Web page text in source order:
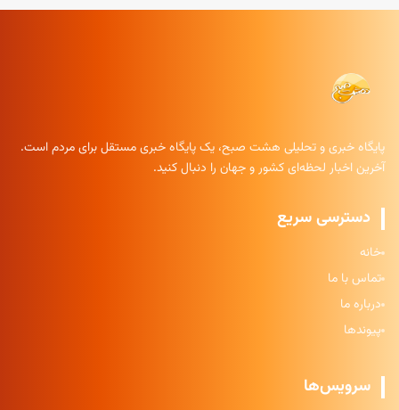
پایگاه خبری و تحلیلی هشت صبح، یک پایگاه خبری مستقل برای مردم است.
آخرین اخبار لحظه‌ای کشور و جهان را دنبال کنید.
دسترسی سریع
خانه
تماس با ما
درباره ما
پیوندها
سرویس‌ها